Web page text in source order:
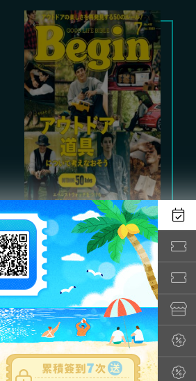
Begin
以經典時尚和日常休閒為
主，提供豐富穿搭參考。